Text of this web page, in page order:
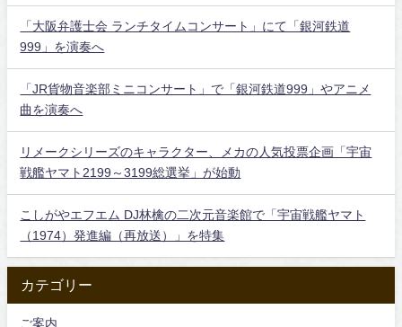
「大阪弁護士会 ランチタイムコンサート」にて「銀河鉄道
999」を演奏へ
「JR貨物音楽部ミニコンサート」で「銀河鉄道999」やアニメ
曲を演奏へ
リメークシリーズのキャラクター、メカの人気投票企画「宇宙
戦艦ヤマト2199～3199総選挙」が始動
こしがやエフエム DJ林檎の二次元音楽館で「宇宙戦艦ヤマト
（1974）発進編（再放送）」を特集
カテゴリー
ご案内